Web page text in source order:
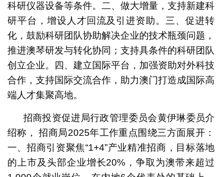
科研仪器设备等条件。二、做大增量，支持新建科
研平台，增设人才回流及引进资助。三、促进转
化，鼓励科研团队协助解决企业的技术瓶颈问题，
推进澳琴研发与转化协同；支持具条件的科研团队
创立企业。四、建立国际平台，加强资助对外科技
合作，支持国际交流合作，助力澳门打造成国际高
端人才集聚高地。
招商投资促进局行政管理委员会黄伊琳委员介
绍称， 招商局2025年工作重点围绕三方面展开：
一、招商引资聚焦“1+4”产业精准招商，目标落地
的上市及头部企业增长20%，争取为澳带来超过